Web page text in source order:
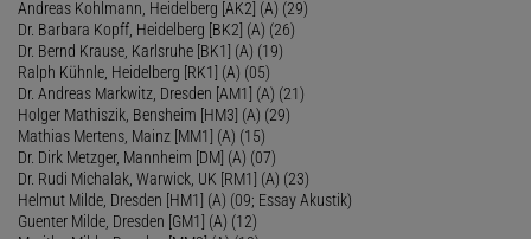
Andreas Kohlmann, Heidelberg [AK2] (A) (29)
Dr. Barbara Kopff, Heidelberg [BK2] (A) (26)
Dr. Bernd Krause, Karlsruhe [BK1] (A) (19)
Ralph Kühnle, Heidelberg [RK1] (A) (05)
Dr. Andreas Markwitz, Dresden [AM1] (A) (21)
Holger Mathiszik, Bensheim [HM3] (A) (29)
Mathias Mertens, Mainz [MM1] (A) (15)
Dr. Dirk Metzger, Mannheim [DM] (A) (07)
Dr. Rudi Michalak, Warwick, UK [RM1] (A) (23)
Helmut Milde, Dresden [HM1] (A) (09; Essay Akustik)
Guenter Milde, Dresden [GM1] (A) (12)